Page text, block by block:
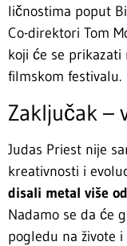
ličnostima poput
Co-direktori Tom
koji će se
filmskom festivalu.
Zaključak –
Judas Priest nije
kreativnosti i
disali metal više
Nadamo se da će
pogledu na živote